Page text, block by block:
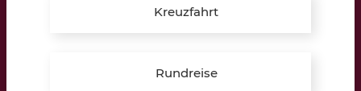
Kreuzfahrt
Rundreise